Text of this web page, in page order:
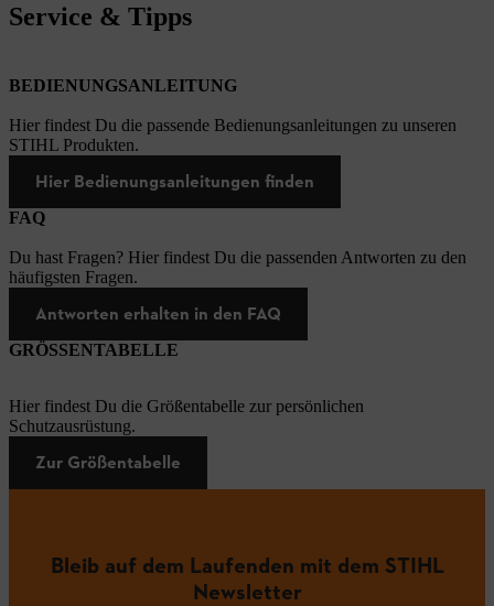
Service & Tipps
BEDIENUNGSANLEITUNG
Hier findest Du die passende Bedienungsanleitungen zu unseren
STIHL Produkten.
Hier Bedienungsanleitungen finden
FAQ
Du hast Fragen? Hier findest Du die passenden Antworten zu den
häufigsten Fragen.
Antworten erhalten in den FAQ
GRÖSSENTABELLE
Hier findest Du die Größentabelle zur persönlichen
Schutzausrüstung.
Zur Größentabelle
Bleib auf dem Laufenden mit dem STIHL
Newsletter